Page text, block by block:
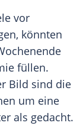
vor
könnten
füllen.
Bild sind die
um eine
als gedacht.